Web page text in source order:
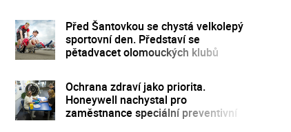
Před Šantovkou se chystá velkolepý
sportovní den. Představí se
pětadvacet olomouckých klubů
Ochrana zdraví jako priorita.
Honeywell nachystal pro
zaměstnance speciální preventivní